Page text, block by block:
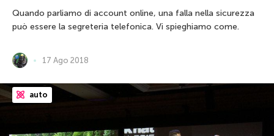
Quando parliamo di account online, una falla nella sicurezza
può essere la segreteria telefonica. Vi spieghiamo come.
17 Ago 2018
auto